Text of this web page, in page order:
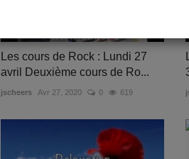
Les cours de Rock : Lundi 27
avril Deuxième cours de Ro...
jscheers Avr 27, 2020 0 619